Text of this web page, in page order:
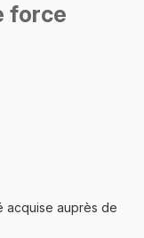
force
acquise auprès de